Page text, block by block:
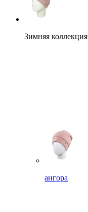
Зимняя коллекция
ангора